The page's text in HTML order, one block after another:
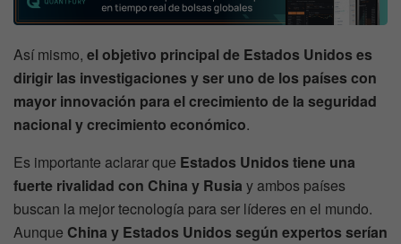
Así mismo, el objetivo principal de Estados Unidos es
dirigir las investigaciones y ser uno de los países con
mayor innovación para el crecimiento de la seguridad
nacional y crecimiento económico.
Es importante aclarar que Estados Unidos tiene una
fuerte rivalidad con China y Rusia y ambos países
buscan la mejor tecnología para ser líderes en el mundo.
Aunque China y Estados Unidos según expertos serían